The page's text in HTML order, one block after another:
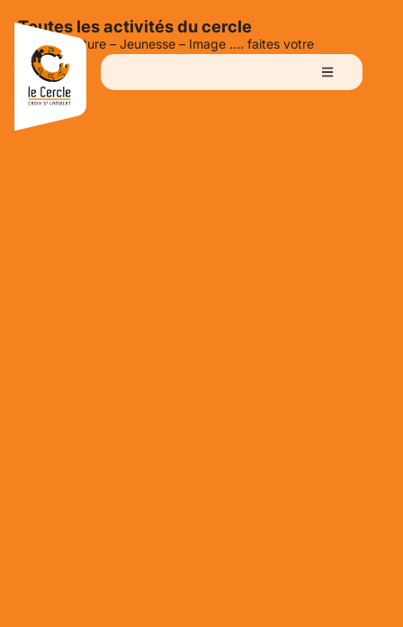
Toutes les activités du cercle
Sport – Culture – Jeunesse – Image …. faites votre
choix